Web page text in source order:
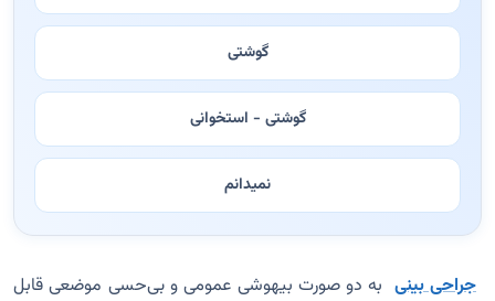
گوشتی
گوشتی - استخوانی
نمیدانم
جراحی بینی به دو صورت بیهوشی عمومی و بی‌حسی موضعی قابل